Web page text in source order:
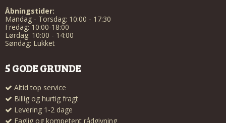
Åbningstider:
Mandag - Torsdag: 10:00 - 17:30
Fredag: 10:00-18:00
Lørdag: 10:00 - 14:00
Søndag: Lukket
5 GODE GRUNDE
Altid top service
Billig og hurtig fragt
Levering 1-2 dage
Faglig og kompetent rådgivning